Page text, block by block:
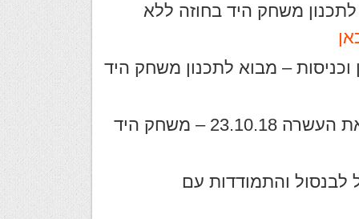
משחק היד בחוזה ללא
וכניסות – מבוא לתכנון משחק היד
לקישור לשיעור של גלעד אופיר " הרצאת העשרה 23.10.18 – משחק היד
לבנסול והתמודדות עם